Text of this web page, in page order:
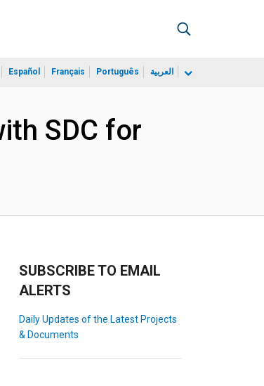
Español Français Português العربية
SDC for
SUBSCRIBE TO EMAIL
ALERTS
Daily Updates of the Latest Projects
& Documents